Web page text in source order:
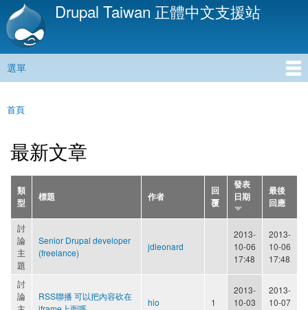
移
內
Drupal Taiwan 正體中文支援站
主選單
選單
您在這裡
首頁
最新文章
類
型
標題 作者
回
覆
發表
日期
最後
回應
討
論
主
題
Senior Drupal developer
(freelance)
jdleonard
2013-
10-06
17:48
2013-
10-06
17:48
討
論
RSS聯播 可以把內容砍在
hio 1
2013-
10-03
2013-
10-07